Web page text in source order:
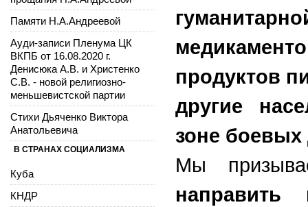
продуктов
другие
зоне боевых
Мы
Памяти Н.А.Андреевой
Ауди-записи Пленума ЦК
ВКПБ от 16.08.2020 г.
Денисюка А.В. и Христенко
С.В. - новой религиозно-
меньшевистской партии
Стихи Дьяченко Виктора
Анатольевича
В СТРАНАХ СОЦИАЛИЗМА
Куба
КНДР